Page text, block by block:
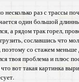
раз с трассы
один большой
а рядом трак горел,
сославшись что
со стажем
твоя проблема и плюс
вот такая картинка